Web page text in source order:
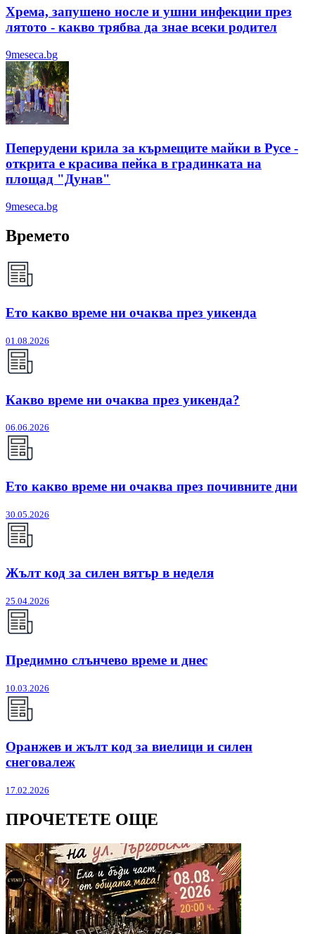
Хрема, запушено носле и ушни инфекции през
лятотo - какво трябва да знае всеки родител
9meseca.bg
Пеперудени крила за кърмещите майки в Русе -
открита е красива пейка в градинката на
площад "Дунав"
9meseca.bg
Времето
Ето какво време ни очаква през уикенда
01.08.2026
Какво време ни очаква през уикенда?
06.06.2026
Ето какво време ни очаква през почивните дни
30.05.2026
Жълт код за силен вятър в неделя
25.04.2026
Предимно слънчево време и днес
10.03.2026
Оранжев и жълт код за виелици и силен
снеговалеж
17.02.2026
ПРОЧЕТЕТЕ ОЩЕ